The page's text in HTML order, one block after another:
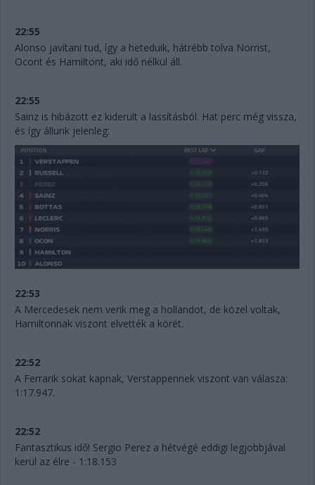
22:55
Alonso javítani tud, így a heteduik, hátrébb tolva Norrist,
Ocont és Hamiltont, aki idő nélkül áll.
22:55
Sainz is hibázott ez kiderült a lassításból. Hat perc még vissza,
és így állunk jelenleg:
22:53
A Mercedesek nem verik meg a hollandot, de közel voltak,
Hamiltonnak viszont elvették a körét.
22:52
A Ferrarik sokat kapnak, Verstappennek viszont van válasza:
1:17.947.
22:52
Fantasztikus idő! Sergio Perez a hétvégé eddigi legjobbjával
kerül az élre - 1:18.153